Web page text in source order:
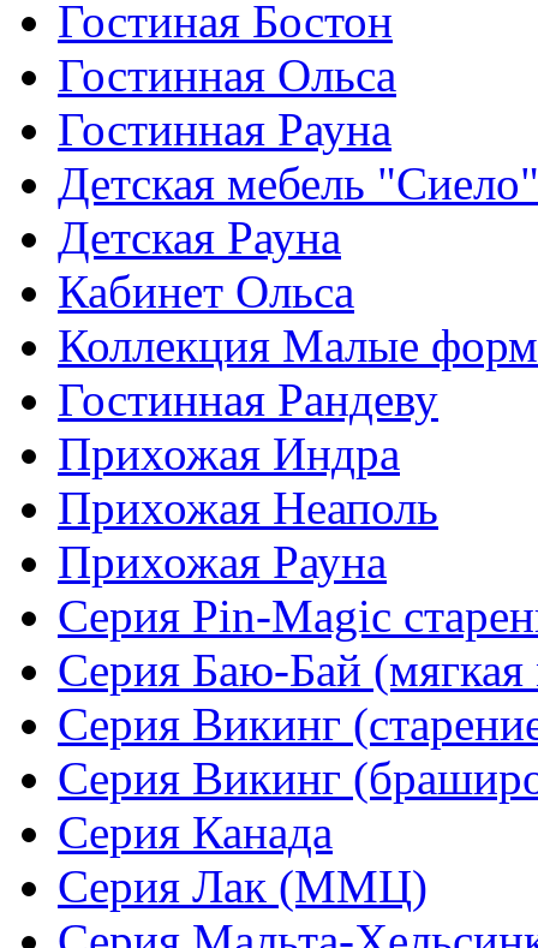
Гостиная Бостон
Гостинная Ольса
Гостинная Рауна
Детская мебель "Сиело"
Детская Рауна
Кабинет Ольса
Коллекция Малые
Гостинная Рандеву
Прихожая Индра
Прихожая Неаполь
Прихожая Рауна
Серия Pin-Magic
Серия Баю-Бай (мягкая
Серия Викинг
Серия Викинг
Серия Канада
Серия Лак (ММЦ)